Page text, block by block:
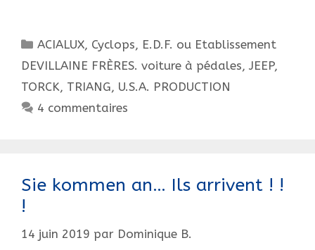
pédales
!
Catégories
ACIALUX, Cyclops, E.D.F. ou Etablissement
DEVILLAINE FRÈRES. voiture à pédales, JEEP,
TORCK, TRIANG, U.S.A. PRODUCTION
4 commentaires
Sie kommen an… Ils arrivent ! !
!
14 juin 2019 par Dominique B.